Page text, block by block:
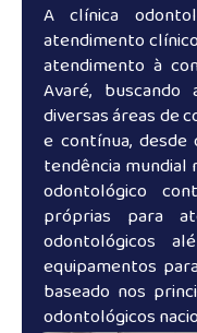
A clínica
atendimento
atendimento à
Avaré,
diversas áreas de
e contínua,
tendência mundial
odontológico
próprias para
odontológicos
equipamentos
baseado nos
odontológicos